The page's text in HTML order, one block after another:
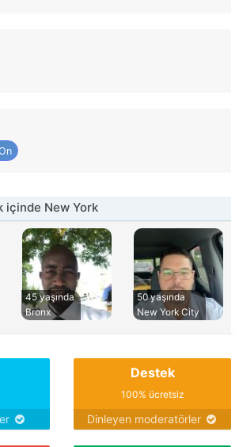
içinde New York
45 yaşında
Bronx
50 yaşında
New York City
Destek
100% ücretsiz
Dinleyen moderatörler